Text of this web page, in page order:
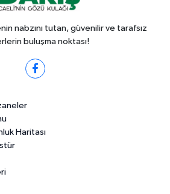
nabzını tutan, güvenilir ve tarafsız
buluşma noktası!
Haritası